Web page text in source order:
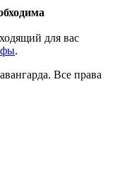
для вас
.
Все права